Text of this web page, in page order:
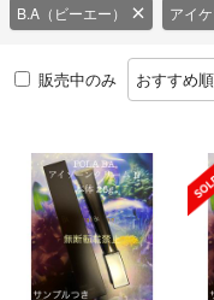
B.A（ビーエー） アイ
販売中のみ おすすめ順